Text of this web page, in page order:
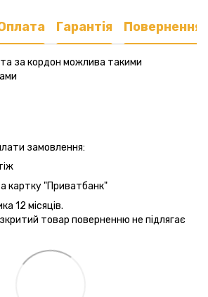
Гарантія Повернення
та за кордон можлива такими
замовлення:
картку "Приватбанк"
12 місяців.
товар поверненню не підлягає